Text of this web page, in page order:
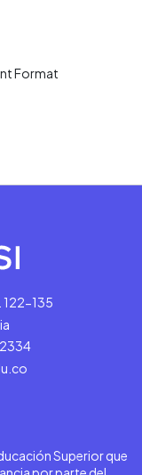
Format
122-135
Superior que